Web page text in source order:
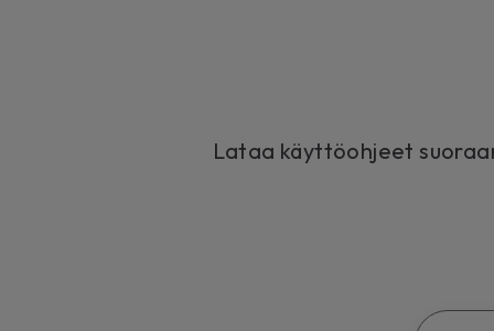
Lataa käyttöohjeet